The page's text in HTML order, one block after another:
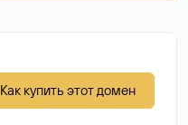
Как купить этот домен